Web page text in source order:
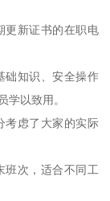
更新证书的在职电
础知识、安全操作
学以致用。
考虑了大家的实际
班次，适合不同工